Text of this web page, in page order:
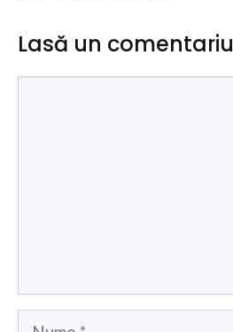
Lasă un comentariu
Nume